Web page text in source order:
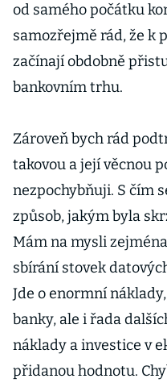
od samého počátku
samozřejmě rád, že k
začínají obdobně
bankovním trhu.
Zároveň bych rád
takovou a její věcnou
nezpochybňuji. S čím
způsob, jakým byla
Mám na mysli
sbírání stovek
Jde o enormní
banky, ale i řada
náklady a investice v
přidanou hodnotu.